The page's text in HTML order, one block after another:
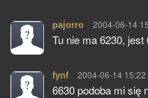
pajorro pisze:
2004-06-14
Tu nie ma 6230, jest
fynf pisze:
2004-06-14 15:22
6630 podoba mi się